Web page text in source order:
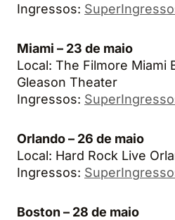
Ingressos:
Miami – 23 de maio
Local: The Filmore Miami
Gleason Theater
Ingressos:
Orlando – 26 de maio
Local: Hard Rock Live
Ingressos:
Boston – 28 de maio